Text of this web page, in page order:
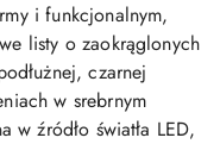
i funkcjonalnym,
listy o zaokrąglonych
czarnej
w srebrnym
w źródło światła LED,